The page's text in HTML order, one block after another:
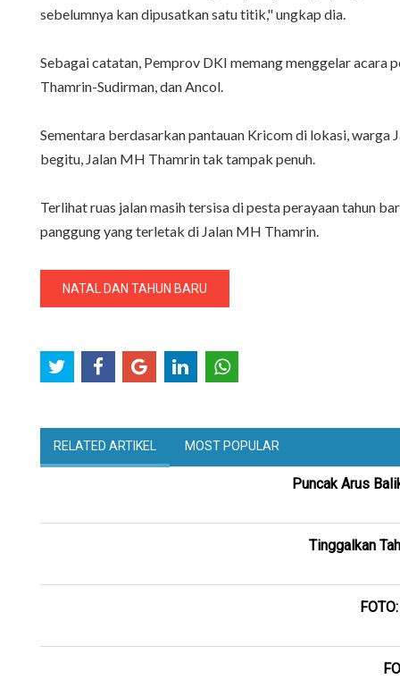
sebelumnya kan dipusatkan satu titik," ungkap dia.
Sebagai catatan, Pemprov DKI memang menggelar
Thamrin-Sudirman, dan Ancol.
Sementara berdasarkan pantauan Kricom di lokasi,
begitu, Jalan MH Thamrin tak tampak penuh.
Terlihat ruas jalan masih tersisa di pesta perayaan tahun
panggung yang terletak di Jalan MH Thamrin.
NATAL DAN TAHUN BARU
RELATED ARTIKEL MOST POPULAR
Puncak Arus
Tinggalkan